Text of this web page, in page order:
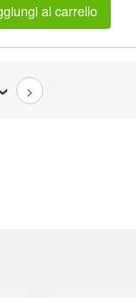
al carrello
>